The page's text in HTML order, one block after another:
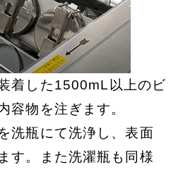
着した1500mL以上のビ
容物を注ぎます。
洗瓶にて洗浄し、表面
す。また洗濯瓶も同様